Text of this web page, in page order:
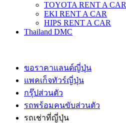
TOYOTA RENT A CAR
EKI RENT A CAR
HIPS RENT A CAR
Thailand DMC
ขอราคาแลนด์ญี่ปุ่น
แพคเก็จทัวร์ญี่ปุ่น
กรุ๊ปส่วนตัว
รถพร้อมคนขับส่วนตัว
รถเช่าที่ญี่ปุ่น